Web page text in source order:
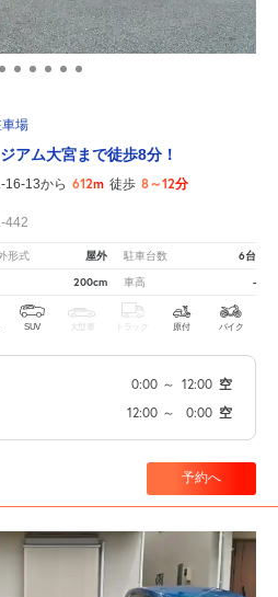
車場
アム大宮まで徒歩8分！
16-13から 612m 徒歩 8～12分
442
形式 屋外 駐車台数 6台
200cm 車高 -
SUV 大型車 トラック 原付 バイク
0:00 ～ 12:00 空
12:00 ～ 0:00 空
予約へ